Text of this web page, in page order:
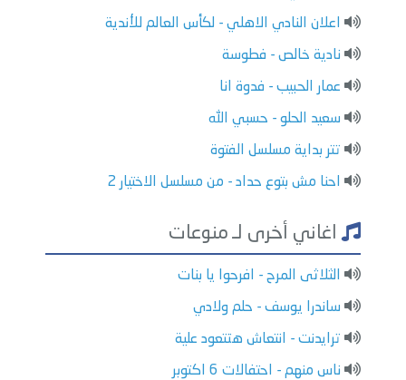
اعلان النادي الاهلي - لكأس العالم للأندية
نادية خالص - فطوسة
عمار الحبيب - فدوة انا
سعيد الحلو - حسبي الله
تتر بداية مسلسل الفتوة
احنا مش بتوع حداد - من مسلسل الاختيار 2
اغاني أخرى لـ منوعات
الثلاثى المرح - افرحوا يا بنات
ساندرا يوسف - حلم ولادي
ترايدنت - انتعاش هتتعود علية
ناس منهم - احتفالات 6 اكتوبر